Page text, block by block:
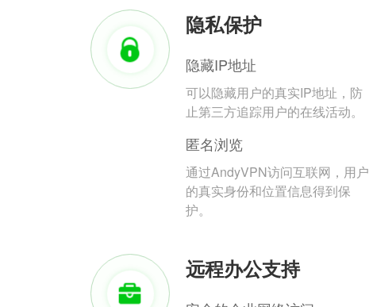
隐私保护
隐藏IP地址
可以隐藏用户的真实IP地址，防
止第三方追踪用户的在线活动。
匿名浏览
通过AndyVPN访问互联网，用户
的真实身份和位置信息得到保
护。
远程办公支持